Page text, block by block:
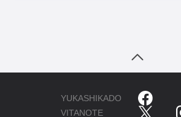
YUKASHIKADO
VITANOTE